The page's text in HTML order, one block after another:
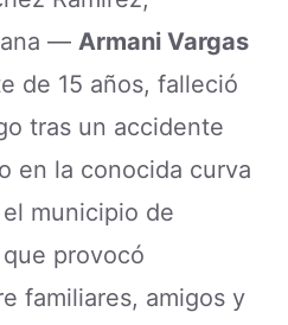
— Armani Vargas
de 15 años, falleció
tras un accidente
en la conocida curva
municipio de
provocó
familiares, amigos y